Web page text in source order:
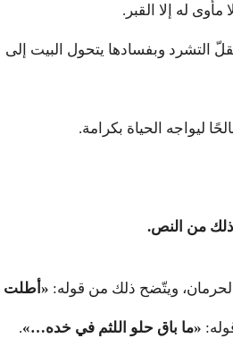
له إلا القبر.
التشرد وبفسادها يتحول البيت إلى
ليواجه الحياة بكرامة.
ويتّضح ذلك من قوله: «أطلت
«ما باق حلو اللثم في خده…».